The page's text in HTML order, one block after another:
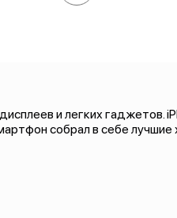
и легких гаджетов.
собрал в себе